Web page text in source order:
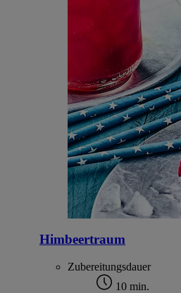
Himbeertraum
Zubereitungsdauer
10 min.